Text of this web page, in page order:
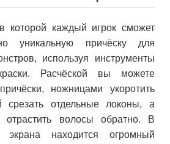
которой каждый игрок сможет
уникальную причёску для
используя инструменты
Расчёской вы можете
ножницами укоротить
срезать отдельные локоны, а
волосы обратно. В
находится огромный